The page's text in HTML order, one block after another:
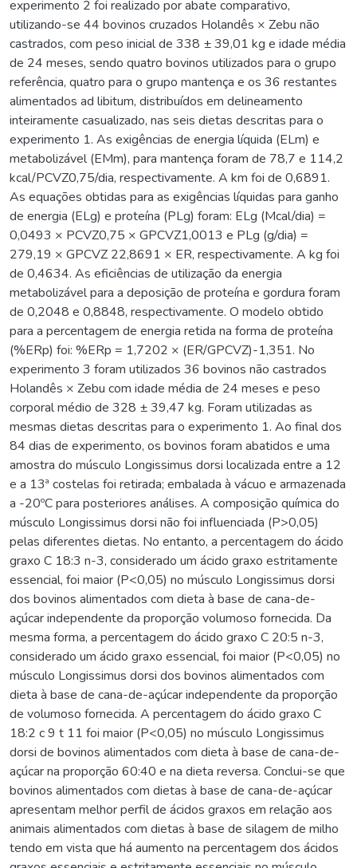
experimento 2 foi realizado por abate comparativo,
utilizando-se 44 bovinos cruzados Holandês × Zebu não
castrados, com peso inicial de 338 ± 39,01 kg e idade média
de 24 meses, sendo quatro bovinos utilizados para o grupo
referência, quatro para o grupo mantença e os 36 restantes
alimentados ad libitum, distribuídos em delineamento
inteiramente casualizado, nas seis dietas descritas para o
experimento 1. As exigências de energia líquida (ELm) e
metabolizável (EMm), para mantença foram de 78,7 e 114,2
kcal/PCVZ0,75/dia, respectivamente. A km foi de 0,6891.
As equações obtidas para as exigências líquidas para ganho
de energia (ELg) e proteína (PLg) foram: ELg (Mcal/dia) =
0,0493 × PCVZ0,75 × GPCVZ1,0013 e PLg (g/dia) =
279,19 × GPCVZ 22,8691 × ER, respectivamente. A kg foi
de 0,4634. As eficiências de utilização da energia
metabolizável para a deposição de proteína e gordura foram
de 0,2048 e 0,8848, respectivamente. O modelo obtido
para a percentagem de energia retida na forma de proteína
(%ERp) foi: %ERp = 1,7202 × (ER/GPCVZ)-1,351. No
experimento 3 foram utilizados 36 bovinos não castrados
Holandês × Zebu com idade média de 24 meses e peso
corporal médio de 328 ± 39,47 kg. Foram utilizadas as
mesmas dietas descritas para o experimento 1. Ao final dos
84 dias de experimento, os bovinos foram abatidos e uma
amostra do músculo Longissimus dorsi localizada entre a 12
e a 13ª costelas foi retirada; embalada à vácuo e armazenada
a -20ºC para posteriores análises. A composição química do
músculo Longissimus dorsi não foi influenciada (P>0,05)
pelas diferentes dietas. No entanto, a percentagem do ácido
graxo C 18:3 n-3, considerado um ácido graxo estritamente
essencial, foi maior (P<0,05) no músculo Longissimus dorsi
dos bovinos alimentados com dieta à base de cana-de-
açúcar independente da proporção volumoso fornecida. Da
mesma forma, a percentagem do ácido graxo C 20:5 n-3,
considerado um ácido graxo essencial, foi maior (P<0,05) no
músculo Longissimus dorsi dos bovinos alimentados com
dieta à base de cana-de-açúcar independente da proporção
de volumoso fornecida. A percentagem do ácido graxo C
18:2 c 9 t 11 foi maior (P<0,05) no músculo Longissimus
dorsi de bovinos alimentados com dieta à base de cana-de-
açúcar na proporção 60:40 e na dieta reversa. Conclui-se que
bovinos alimentados com dietas à base de cana-de-açúcar
apresentam melhor perfil de ácidos graxos em relação aos
animais alimentados com dietas à base de silagem de milho
tendo em vista que há aumento na percentagem dos ácidos